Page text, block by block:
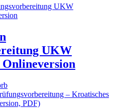
UKW
Onlineversion